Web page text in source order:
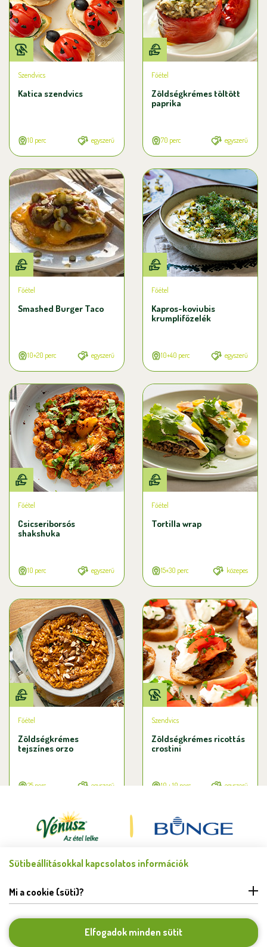
Sütibeállításokkal kapcsolatos információk
Mi a cookie (süti)?
Elfogadok minden sütit
Szendvics
Katica szendvics
10 perc egyszerű
Főétel
Zöldségkrémes töltött
paprika
70 perc egyszerű
Főétel
Smashed Burger Taco
10+20 perc egyszerű
Főétel
Kapros-koviubis
krumplifőzelék
10+40 perc egyszerű
Főétel
Csicseriborsós
shakshuka
10 perc egyszerű
Főétel
Tortilla wrap
15+30 perc közepes
Főétel
Zöldségkrémes
tejszínes orzo
25 perc egyszerű
Szendvics
Zöldségkrémes ricottás
crostini
10 + 10 perc egyszerű
Minden jog fenntartva © Bunge Zrt. 2026.
ADATKEZELÉSI TÁJÉKOZTATÓ
COOKIE BEÁLLÍTÁSOK